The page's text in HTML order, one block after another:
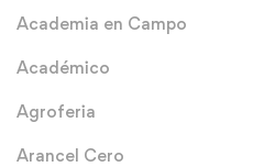
Academia en Campo
Académico
Agroferia
Arancel Cero